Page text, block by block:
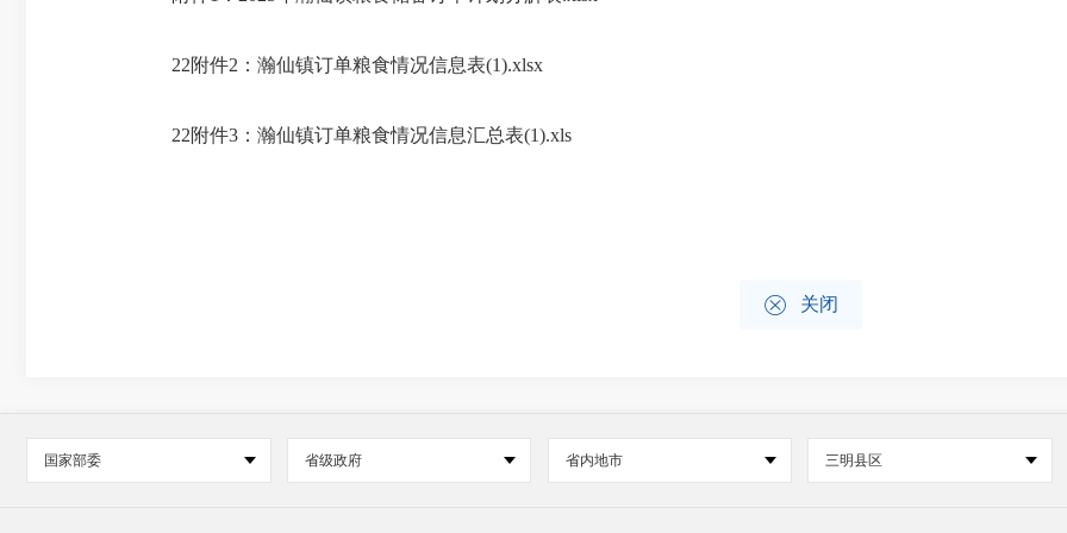
22附件2：瀚仙镇订单粮食情况信息表(1).xlsx
22附件3：瀚仙镇订单粮食情况信息汇总表(1).xls
 关闭
国家部委 省级政府 省内地市 三明县区